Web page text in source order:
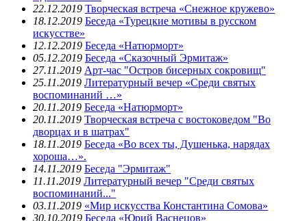
22.12.2019 Творческая встреча «Снежное кружево»
18.12.2019 Беседа «Турецкие мотивы в русском
искусстве»
12.12.2019 Беседа «Натюрморт»
05.12.2019 Беседа «Сказочный Эрмитаж»
27.11.2019 Арт-час "Остров бисерных сокровищ"
25.11.2019 Литературный вечер «Среди святых
воспоминаний …»
20.11.2019 Беседа «Натюрморт»
20.11.2019 Творческая встреча с востоковедом "Во
дворцах и в шатрах"
18.11.2019 Беседа «Во всех ты, Душенька, нарядах
хороша…».
14.11.2019 Беседа "Эрмитаж"
11.11.2019 Литературный вечер "Среди святых
воспоминаний..."
03.11.2019 «Мир искусства Константина Сомова»
30.10.2019 Беседа «Юрий Васнецов»